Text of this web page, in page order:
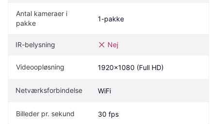
Antal kameraer i
pakke
1-pakke
IR-belysning Nej
Videoopløsning 1920x1080 (Full HD)
Netværksforbindelse WiFi
Billeder pr. sekund 30 fps